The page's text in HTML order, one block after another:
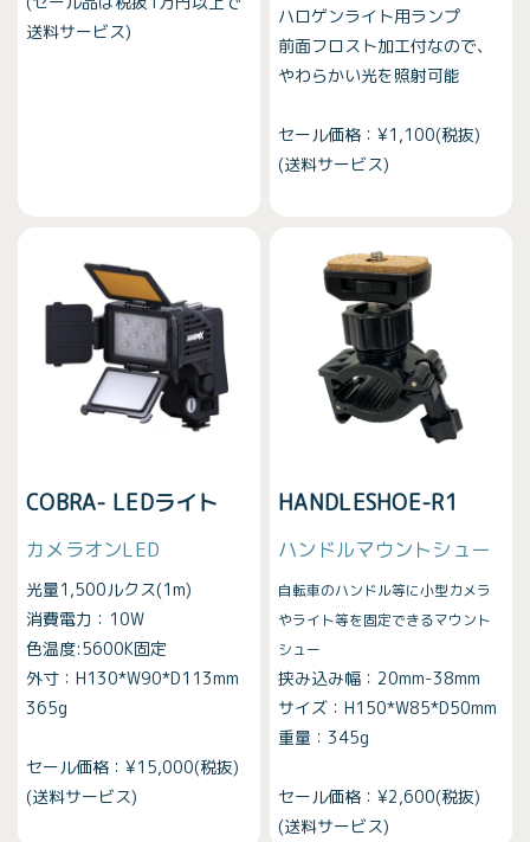
送料サービス)
ハロゲンライト用ランプ
前面フロスト加工付なので、
やわらかい光を照射可能
セール価格：¥1,100(税抜)
(送料サービス)
COBRA- LEDライト
カメラオンLED
光量1,500ルクス(1m)
消費電力：10W
色温度:5600K固定
外寸：H130*W90*D113mm
365g
セール価格：¥15,000(税抜)
(送料サービス)
HANDLESHOE-R1
ハンドルマウントシュー
自転車のハンドル等に小型カメラ
やライト等を固定できるマウント
シュー
挟み込み幅：20mm-38mm
サイズ：H150*W85*D50mm
重量：345g
セール価格：¥2,600(税抜)
(送料サービス)